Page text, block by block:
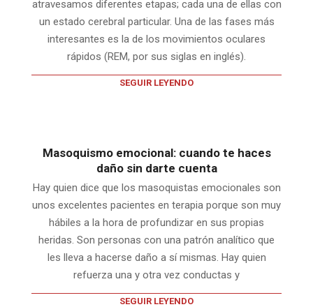
atravesamos diferentes etapas; cada una de ellas con
un estado cerebral particular. Una de las fases más
interesantes es la de los movimientos oculares
rápidos (REM, por sus siglas en inglés).
SEGUIR LEYENDO
Masoquismo emocional: cuando te haces
daño sin darte cuenta
Hay quien dice que los masoquistas emocionales son
unos excelentes pacientes en terapia porque son muy
hábiles a la hora de profundizar en sus propias
heridas. Son personas con una patrón analítico que
les lleva a hacerse daño a sí mismas. Hay quien
refuerza una y otra vez conductas y
SEGUIR LEYENDO